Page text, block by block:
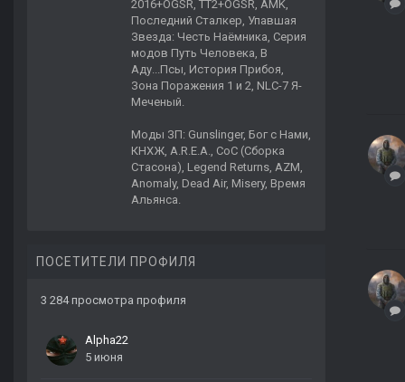
2016+OGSR, ТТ2+OGSR, AMK,
Последний Сталкер, Упавшая
Звезда: Честь Наёмника, Серия
модов Путь Человека, В
Аду...Псы, История Прибоя,
Зона Поражения 1 и 2, NLC-7 Я-
Меченый.
Моды ЗП: Gunslinger, Бог с Нами,
КНХЖ, A.R.E.A., CoC (Сборка
Стасона), Legend Returns, AZM,
Anomaly, Dead Air, Misery, Время
Альянса.
ПОСЕТИТЕЛИ ПРОФИЛЯ
3 284 просмотра профиля
Alpha22
5 июня